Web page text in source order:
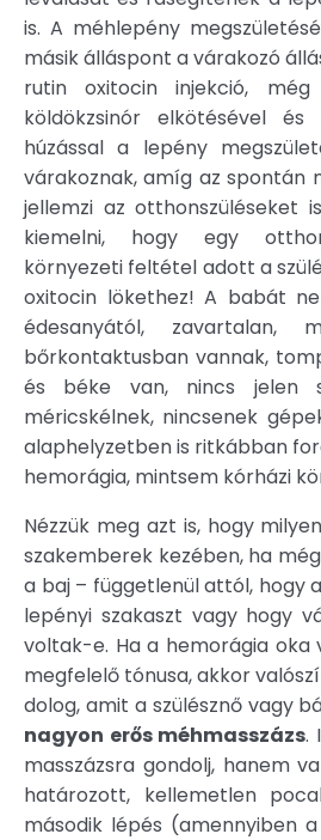
is. A méhlepény
másik álláspont a várakozó
rutin oxitocin injekció,
köldökzsinór elkötésével
húzással a lepény
várakoznak, amíg az spontán
jellemzi az otthonszüléseket
kiemelni, hogy egy
környezeti feltétel adott a
oxitocin lökethez! A babát
édesanyától, zavartalan,
bőrkontaktusban vannak,
és béke van, nincs jelen
méricskélnek, nincsenek
alaphelyzetben is ritkábban
hemorágia, mintsem kórházi
Nézzük meg azt is, hogy
szakemberek kezében, ha
a baj – függetlenül attól, hogy
lepényi szakaszt vagy hogy
voltak-e. Ha a hemorágia oka
megfelelő tónusa, akkor
dolog, amit a szülésznő vagy
nagyon erős méhmasszázs.
masszázsra gondolj, hanem
határozott, kellemetlen
második lépés (amennyiben